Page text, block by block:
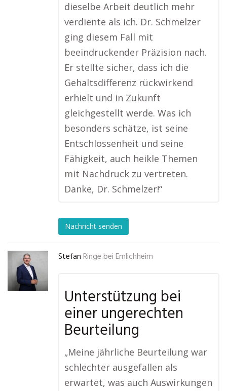
dieselbe Arbeit deutlich mehr
verdiente als ich. Dr. Schmelzer
ging diesem Fall mit
beeindruckender Präzision nach.
Er stellte sicher, dass ich die
Gehaltsdifferenz rückwirkend
erhielt und in Zukunft
gleichgestellt werde. Was ich
besonders schätze, ist seine
Entschlossenheit und seine
Fähigkeit, auch heikle Themen
mit Nachdruck zu vertreten.
Danke, Dr. Schmelzer!“
Nachricht senden
Stefan Ringe bei Emlichheim
Unterstützung bei
einer ungerechten
Beurteilung
„Meine jährliche Beurteilung war
schlechter ausgefallen als
erwartet, was auch Auswirkungen